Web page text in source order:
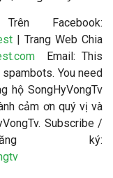
Facebook:
| Trang Web Chia
Email: This
You need
hộ SongHyVongTv
cảm ơn quý vị và
Subscribe /
ký: